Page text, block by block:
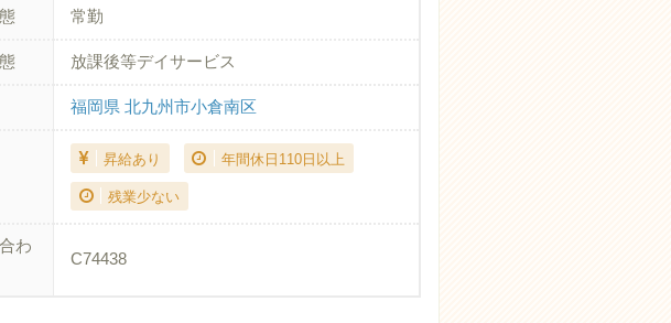
常勤
放課後等デイサービス
福岡県 北九州市小倉南区
昇給あり 年間休日110日以上
残業少ない
わ
C74438